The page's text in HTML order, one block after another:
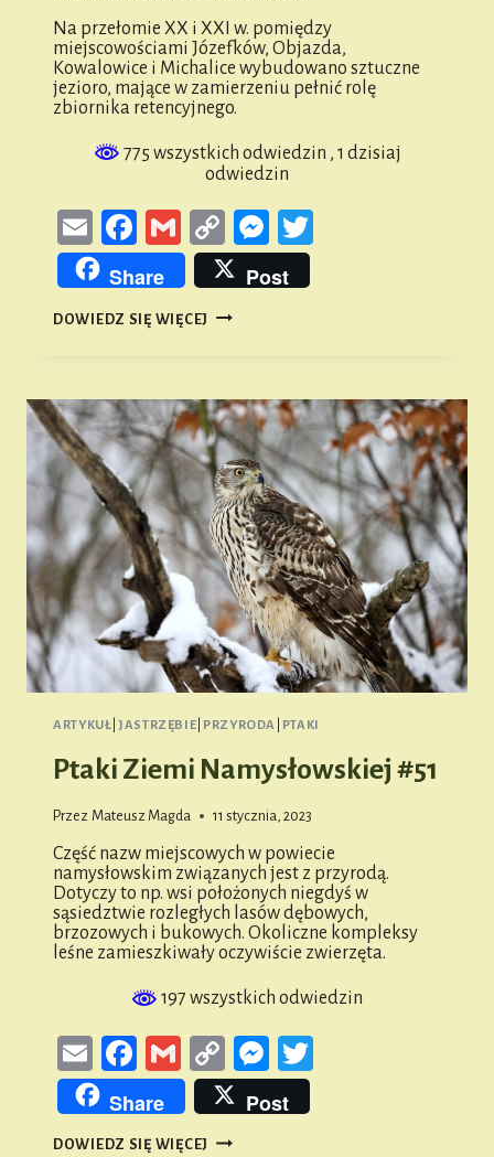
Na przełomie XX i XXI w. pomiędzy
miejscowościami Józefków, Objazda,
Kowalowice i Michalice wybudowano sztuczne
jezioro, mające w zamierzeniu pełnić rolę
zbiornika retencyjnego.
775 wszystkich odwiedzin , 1 dzisiaj
odwiedzin
EmailFacebook
GmailCopy
Link
Messenger
Share Post
DOWIEDZ SIĘ WIĘCEJ ZALEW
WIDAWIE
ARTYKUŁ |JASTRZĘBIE PRZYRODA PTAKI
Ptaki Ziemi Namysłowskiej #51
Przez Mateusz Magda 11 stycznia, 2023
Część nazw miejscowych w powiecie
namysłowskim związanych jest z przyrodą.
Dotyczy to np. wsi położonych niegdyś w
sąsiedztwie rozległych lasów dębowych,
brzozowych i bukowych. Okoliczne kompleksy
leśne zamieszkiwały oczywiście zwierzęta.
197 wszystkich odwiedzin
EmailFacebook
GmailCopy
Link
Messenger
Share Post
DOWIEDZ SIĘ WIĘCEJ PTAKI